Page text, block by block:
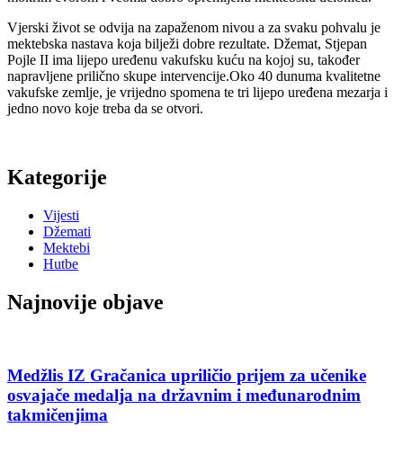
Vjerski život se odvija na zapaženom nivou a za svaku pohvalu je
mektebska nastava koja bilježi dobre rezultate. Džemat, Stjepan
Pojle II ima lijepo uređenu vakufsku kuću na kojoj su, također
napravljene prilično skupe intervencije.Oko 40 dunuma kvalitetne
vakufske zemlje, je vrijedno spomena te tri lijepo uređena mezarja i
jedno novo koje treba da se otvori.
Kategorije
Vijesti
Džemati
Mektebi
Hutbe
Najnovije objave
Medžlis IZ Gračanica upriličio prijem za učenike
osvajače medalja na državnim i međunarodnim
takmičenjima